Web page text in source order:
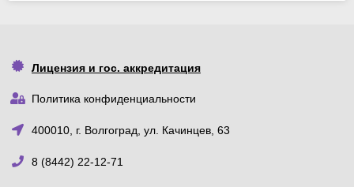
Лицензия и гос. аккредитация
Политика конфиденциальности
400010, г. Волгоград, ул. Качинцев, 63
8 (8442) 22-12-71